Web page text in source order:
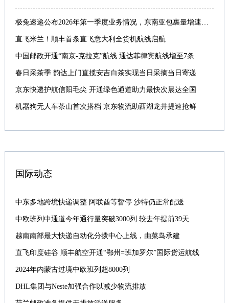
极兔速递公布2026年第一季度业务情况，东南亚包裹量增速近80%
直飞米兰！顺丰首条直飞意大利全货机航线启航
中国邮政开通“南京-克拉克”航线 通达菲律宾航线增至7条
春日采茶季 韵达上门直揽安吉白茶实现当日采摘当日寄递
京东快递护航信阳毛尖 开通绿色通道助力最快次晨达全国
机器狗无人车茶山首次搭档 京东物流助西湖龙井提速抢鲜
国际动态
中东多地跨境快递调整 阿联酋等暂停 沙特仍正常配送
中欧班列中通道今年通行量突破3000列 较去年提前39天
越南南部最大快递自动化分拨中心上线，由菜鸟承建
直飞印度硅谷 顺丰航空开通“鄂州=班加罗尔”国际货运航线
2024年内蒙古过境中欧班列超8000列
DHL集团与Neste加强合作以减少物流排放